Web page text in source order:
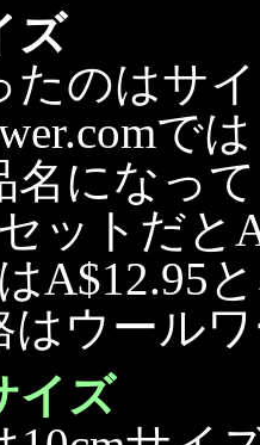
ズ
たのはサ
では
名になっ
ットだと
A$12.95
はウール
イズ